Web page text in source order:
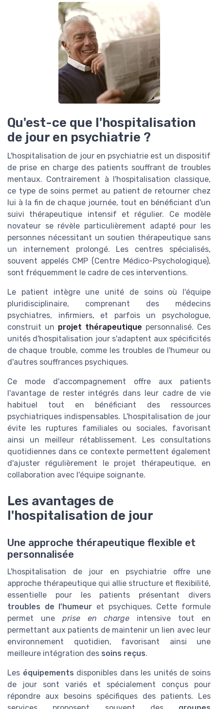
Qu'est-ce que l'hospitalisation
de jour en psychiatrie ?
L'hospitalisation de jour en psychiatrie est un dispositif
de prise en charge des patients souffrant de troubles
mentaux. Contrairement à l'hospitalisation classique,
ce type de soins permet au patient de retourner chez
lui à la fin de chaque journée, tout en bénéficiant d'un
suivi thérapeutique intensif et régulier. Ce modèle
novateur se révèle particulièrement adapté pour les
personnes nécessitant un soutien thérapeutique sans
un internement prolongé. Les centres spécialisés,
souvent appelés CMP (Centre Médico-Psychologique),
sont fréquemment le cadre de ces interventions.
Le patient intègre une unité de soins où l'équipe
pluridisciplinaire, comprenant des médecins
psychiatres, infirmiers, et parfois un psychologue,
construit un projet thérapeutique personnalisé. Ces
unités d'hospitalisation jour s'adaptent aux spécificités
de chaque trouble, comme les troubles de l'humeur ou
d'autres souffrances psychiques.
Ce mode d'accompagnement offre aux patients
l'avantage de rester intégrés dans leur cadre de vie
habituel tout en bénéficiant des ressources
psychiatriques indispensables. L'hospitalisation de jour
évite les ruptures familiales ou sociales, favorisant
ainsi un meilleur rétablissement. Les consultations
quotidiennes dans ce contexte permettent également
d'ajuster régulièrement le projet thérapeutique, en
collaboration avec l'équipe soignante.
Les avantages de
l'hospitalisation de jour
Une approche thérapeutique flexible et
personnalisée
L'hospitalisation de jour en psychiatrie offre une
approche thérapeutique qui allie structure et flexibilité,
essentielle pour les patients présentant divers
troubles de l'humeur et psychiques. Cette formule
permet une prise en charge intensive tout en
permettant aux patients de maintenir un lien avec leur
environnement quotidien, favorisant ainsi une
meilleure intégration des soins reçus.
Les équipements disponibles dans les unités de soins
de jour sont variés et spécialement conçus pour
répondre aux besoins spécifiques des patients. Les